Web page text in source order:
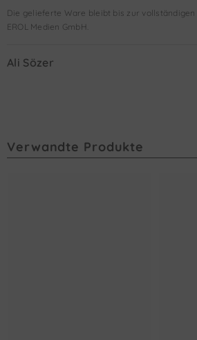
Die gelieferte Ware bleibt bis zur vollständigen
EROL Medien GmbH.
Ali Sözer
Verwandte Produkte